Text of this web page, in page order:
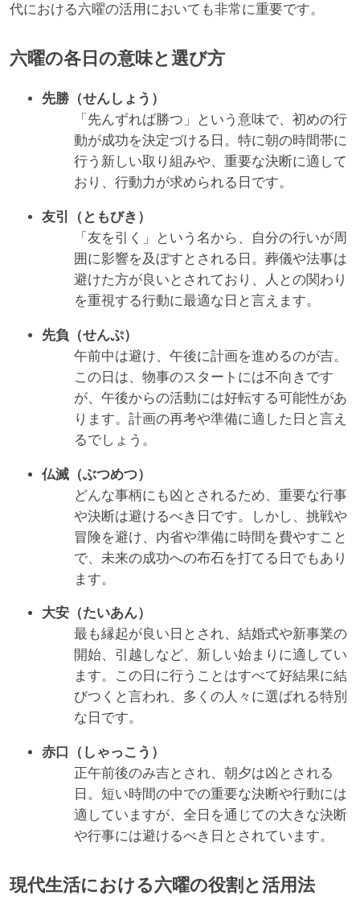
代における六曜の活用においても非常に重要です。
六曜の各日の意味と選び方
先勝（せんしょう）
「先んずれば勝つ」という意味で、初めの行
動が成功を決定づける日。特に朝の時間帯に
行う新しい取り組みや、重要な決断に適して
おり、行動力が求められる日です。
友引（ともびき）
「友を引く」という名から、自分の行いが周
囲に影響を及ぼすとされる日。葬儀や法事は
避けた方が良いとされており、人との関わり
を重視する行動に最適な日と言えます。
先負（せんぷ）
午前中は避け、午後に計画を進めるのが吉。
この日は、物事のスタートには不向きです
が、午後からの活動には好転する可能性があ
ります。計画の再考や準備に適した日と言え
るでしょう。
仏滅（ぶつめつ）
どんな事柄にも凶とされるため、重要な行事
や決断は避けるべき日です。しかし、挑戦や
冒険を避け、内省や準備に時間を費やすこと
で、未来の成功への布石を打てる日でもあり
ます。
大安（たいあん）
最も縁起が良い日とされ、結婚式や新事業の
開始、引越しなど、新しい始まりに適してい
ます。この日に行うことはすべて好結果に結
びつくと言われ、多くの人々に選ばれる特別
な日です。
赤口（しゃっこう）
正午前後のみ吉とされ、朝夕は凶とされる
日。短い時間の中での重要な決断や行動には
適していますが、全日を通じての大きな決断
や行事には避けるべき日とされています。
現代生活における六曜の役割と活用法